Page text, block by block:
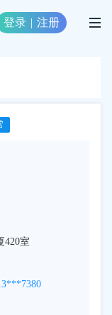
登录 | 注册
420室